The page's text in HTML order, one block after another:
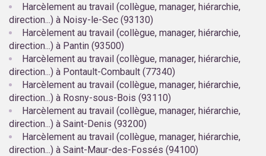
Harcèlement au travail (collègue, manager, hiérarchie,
direction...) à Noisy-le-Sec (93130)
Harcèlement au travail (collègue, manager, hiérarchie,
direction...) à Pantin (93500)
Harcèlement au travail (collègue, manager, hiérarchie,
direction...) à Pontault-Combault (77340)
Harcèlement au travail (collègue, manager, hiérarchie,
direction...) à Rosny-sous-Bois (93110)
Harcèlement au travail (collègue, manager, hiérarchie,
direction...) à Saint-Denis (93200)
Harcèlement au travail (collègue, manager, hiérarchie,
direction...) à Saint-Maur-des-Fossés (94100)